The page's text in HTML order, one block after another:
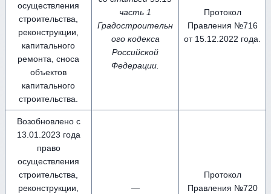
осуществления
строительства,
реконструкции,
капитального
ремонта, сноса
объектов
капитального
строительства.
часть 1
Градостроительн
ого кодекса
Российской
Федерации.
Протокол
Правления №716
от 15.12.2022 года.
Возобновлено с
13.01.2023 года
право
осуществления
строительства,
реконструкции,
—
Протокол
Правления №720